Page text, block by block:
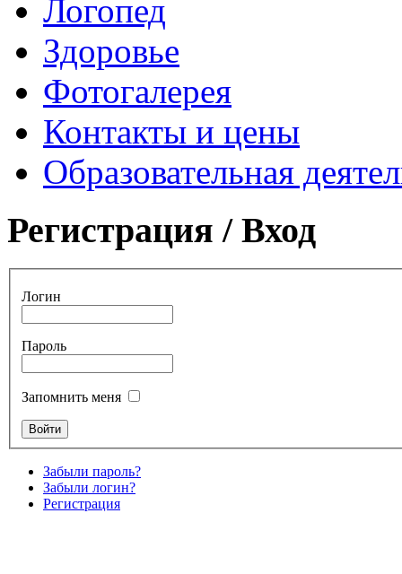
Логопед
Здоровье
Фотогалерея
Контакты и цены
Образовательная
Регистрация / Вход
Логин
Пароль
Запомнить меня
Забыли пароль?
Забыли логин?
Регистрация